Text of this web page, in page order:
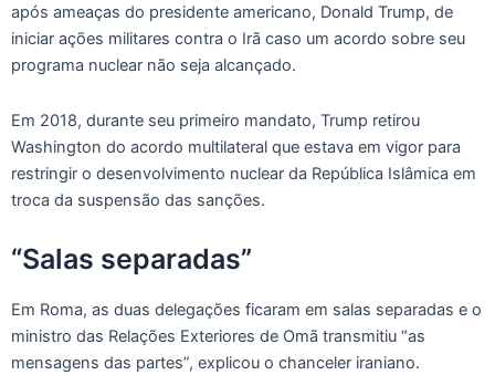
após ameaças do presidente americano, Donald Trump, de
iniciar ações militares contra o Irã caso um acordo sobre seu
programa nuclear não seja alcançado.
Em 2018, durante seu primeiro mandato, Trump retirou
Washington do acordo multilateral que estava em vigor para
restringir o desenvolvimento nuclear da República Islâmica em
troca da suspensão das sanções.
“Salas separadas”
Em Roma, as duas delegações ficaram em salas separadas e o
ministro das Relações Exteriores de Omã transmitiu “as
mensagens das partes”, explicou o chanceler iraniano.